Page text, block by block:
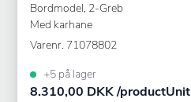
Bordmodel, 2-Greb
Med karhane
Varenr. 71078802
+5 på lager
8.310,00 DKK /productUnit